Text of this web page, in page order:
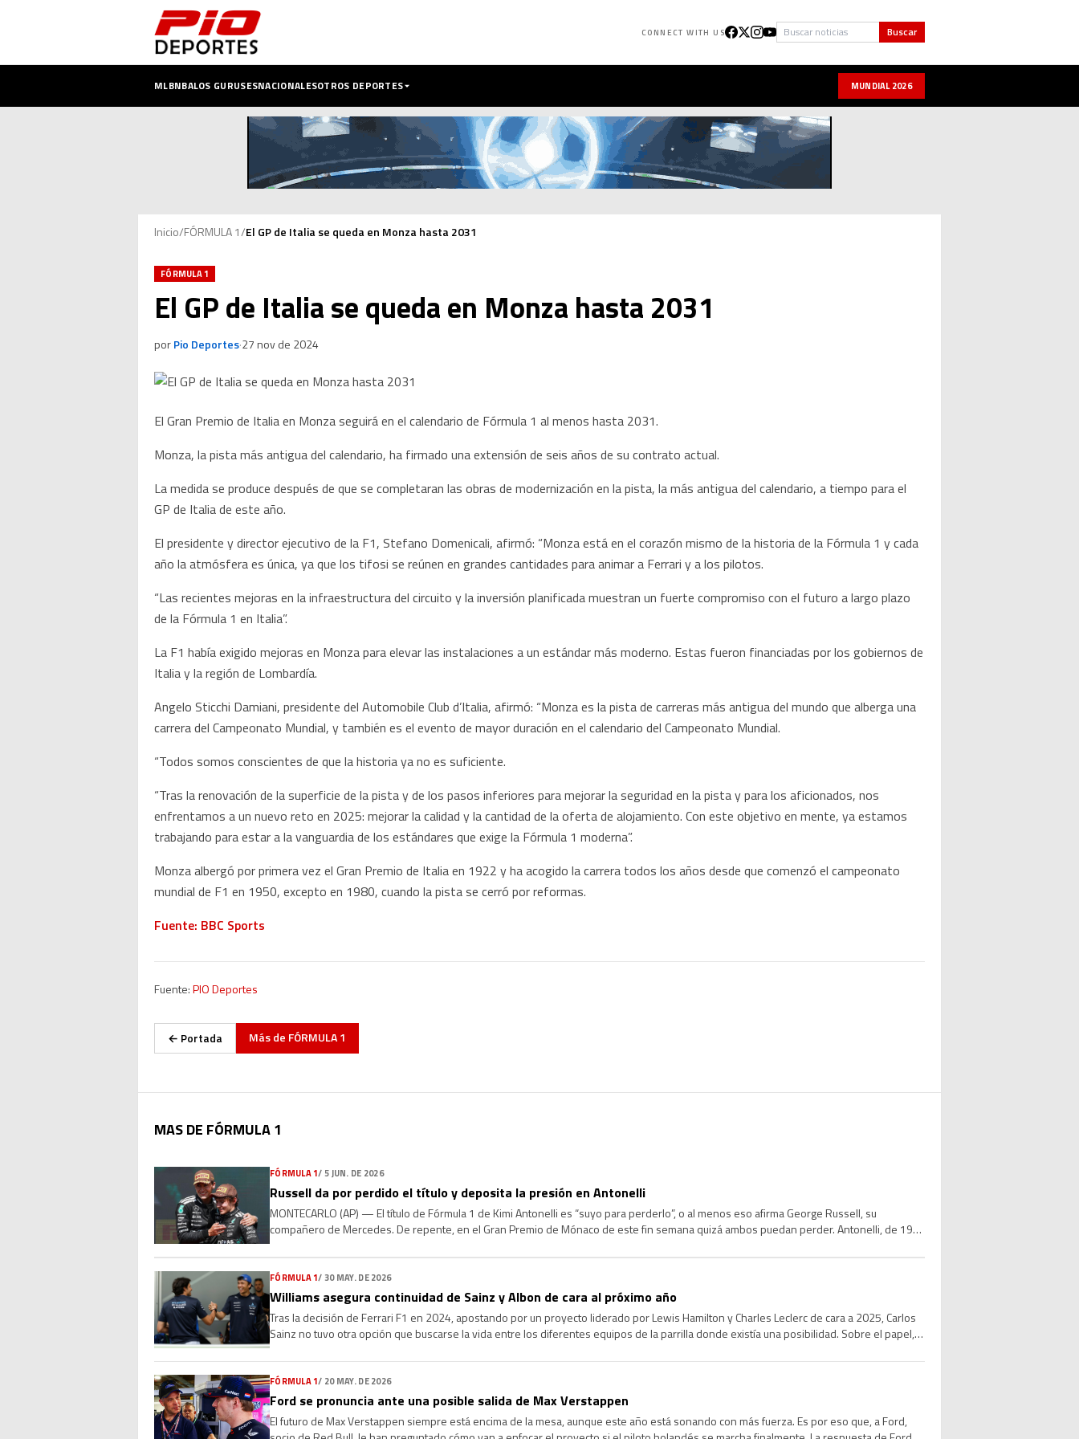
CONNECT WITH US Buscar Buscar
MLBNBALOS GURUSESNACIONALESOTROS DEPORTES MUNDIAL 2026
Inicio/FÓRMULA 1/El GP de Italia se queda en Monza hasta 2031
FÓRMULA 1
El GP de Italia se queda en Monza hasta 2031
porPio Deportes·27 nov de 2024
El Gran Premio de Italia en Monza seguirá en el calendario de Fórmula 1 al menos hasta 2031.
Monza, la pista más antigua del calendario, ha firmado una extensión de seis años de su contrato actual.
La medida se produce después de que se completaran las obras de modernización en la pista, la más antigua del calendario, a tiempo para el
GP de Italia de este año.
El presidente y director ejecutivo de la F1, Stefano Domenicali, afirmó: “Monza está en el corazón mismo de la historia de la Fórmula 1 y cada
año la atmósfera es única, ya que los tifosi se reúnen en grandes cantidades para animar a Ferrari y a los pilotos.
“Las recientes mejoras en la infraestructura del circuito y la inversión planificada muestran un fuerte compromiso con el futuro a largo plazo
de la Fórmula 1 en Italia”.
La F1 había exigido mejoras en Monza para elevar las instalaciones a un estándar más moderno. Estas fueron financiadas por los gobiernos de
Italia y la región de Lombardía.
Angelo Sticchi Damiani, presidente del Automobile Club d’Italia, afirmó: “Monza es la pista de carreras más antigua del mundo que alberga una
carrera del Campeonato Mundial, y también es el evento de mayor duración en el calendario del Campeonato Mundial.
“Todos somos conscientes de que la historia ya no es suficiente.
“Tras la renovación de la superficie de la pista y de los pasos inferiores para mejorar la seguridad en la pista y para los aficionados, nos
enfrentamos a un nuevo reto en 2025: mejorar la calidad y la cantidad de la oferta de alojamiento. Con este objetivo en mente, ya estamos
trabajando para estar a la vanguardia de los estándares que exige la Fórmula 1 moderna”.
Monza albergó por primera vez el Gran Premio de Italia en 1922 y ha acogido la carrera todos los años desde que comenzó el campeonato
mundial de F1 en 1950, excepto en 1980, cuando la pista se cerró por reformas.
Fuente: BBC Sports
Fuente:PIO Deportes
← Portada Más de FÓRMULA 1
MAS DE FÓRMULA 1
FÓRMULA 1/5 JUN. DE 2026
Russell da por perdido el título y deposita la presión en Antonelli
MONTECARLO (AP) — El título de Fórmula 1 de Kimi Antonelli es “suyo para perderlo”, o al menos eso afirma George Russell, su
compañero de Mercedes. De repente, en el Gran Premio de Mónaco de este fin semana quizá ambos puedan perder. Antonelli, de 19
FÓRMULA 1/ 30 MAY. DE 2026
Williams asegura continuidad de Sainz y Albon de cara al próximo año
Tras la decisión de Ferrari F1 en 2024, apostando por un proyecto liderado por Lewis Hamilton y Charles Leclerc de cara a 2025, Carlos
Sainz no tuvo otra opción que buscarse la vida entre los diferentes equipos de la parrilla donde existía una posibilidad. Sobre el papel,
FÓRMULA 1/ 20 MAY. DE 2026
Ford se pronuncia ante una posible salida de Max Verstappen
El futuro de Max Verstappen siempre está encima de la mesa, aunque este año está sonando con más fuerza. Es por eso que, a Ford,